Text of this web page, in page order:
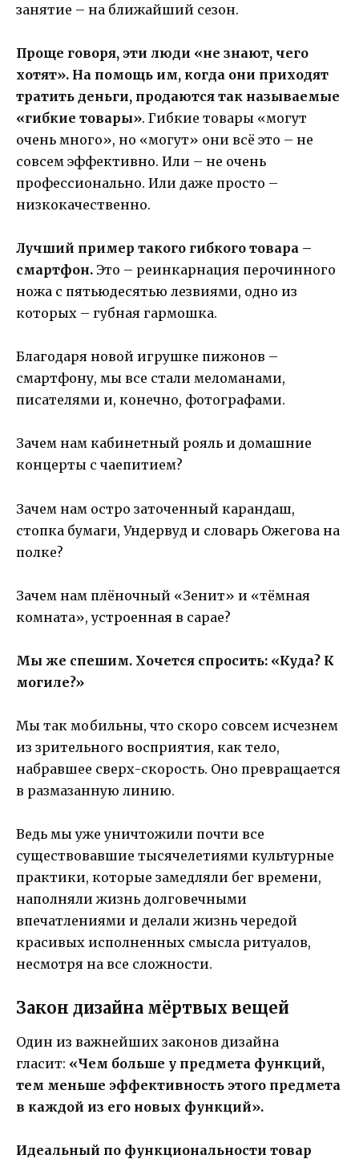
занятие – на ближайший сезон.
Проще говоря, эти люди «не знают, чего
хотят». На помощь им, когда они приходят
тратить деньги, продаются так называемые
«гибкие товары». Гибкие товары «могут
очень много», но «могут» они всё это – не
совсем эффективно. Или – не очень
профессионально. Или даже просто –
низкокачественно.
Лучший пример такого гибкого товара –
смартфон. Это – реинкарнация перочинного
ножа с пятьюдесятью лезвиями, одно из
которых – губная гармошка.
Благодаря новой игрушке пижонов –
смартфону, мы все стали меломанами,
писателями и, конечно, фотографами.
Зачем нам кабинетный рояль и домашние
концерты с чаепитием?
Зачем нам остро заточенный карандаш,
стопка бумаги, Ундервуд и словарь Ожегова на
полке?
Зачем нам плёночный «Зенит» и «тёмная
комната», устроенная в сарае?
Мы же спешим. Хочется спросить: «Куда? К
могиле?»
Мы так мобильны, что скоро совсем исчезнем
из зрительного восприятия, как тело,
набравшее сверх-скорость. Оно превращается
в размазанную линию.
Ведь мы уже уничтожили почти все
существовавшие тысячелетиями культурные
практики, которые замедляли бег времени,
наполняли жизнь долговечными
впечатлениями и делали жизнь чередой
красивых исполненных смысла ритуалов,
несмотря на все сложности.
Закон дизайна мёртвых вещей
Один из важнейших законов дизайна
гласит: «Чем больше у предмета функций,
тем меньше эффективность этого предмета
в каждой из его новых функций».
Идеальный по функциональности товар